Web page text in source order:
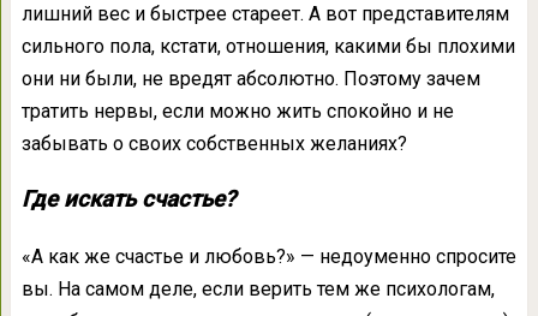
лишний вес и быстрее стареет. А вот представителям
сильного пола, кстати, отношения, какими бы плохими
они ни были, не вредят абсолютно. Поэтому зачем
тратить нервы, если можно жить спокойно и не
забывать о своих собственных желаниях?
Где искать счастье?
«А как же счастье и любовь?» — недоуменно спросите
вы. На самом деле, если верить тем же психологам,